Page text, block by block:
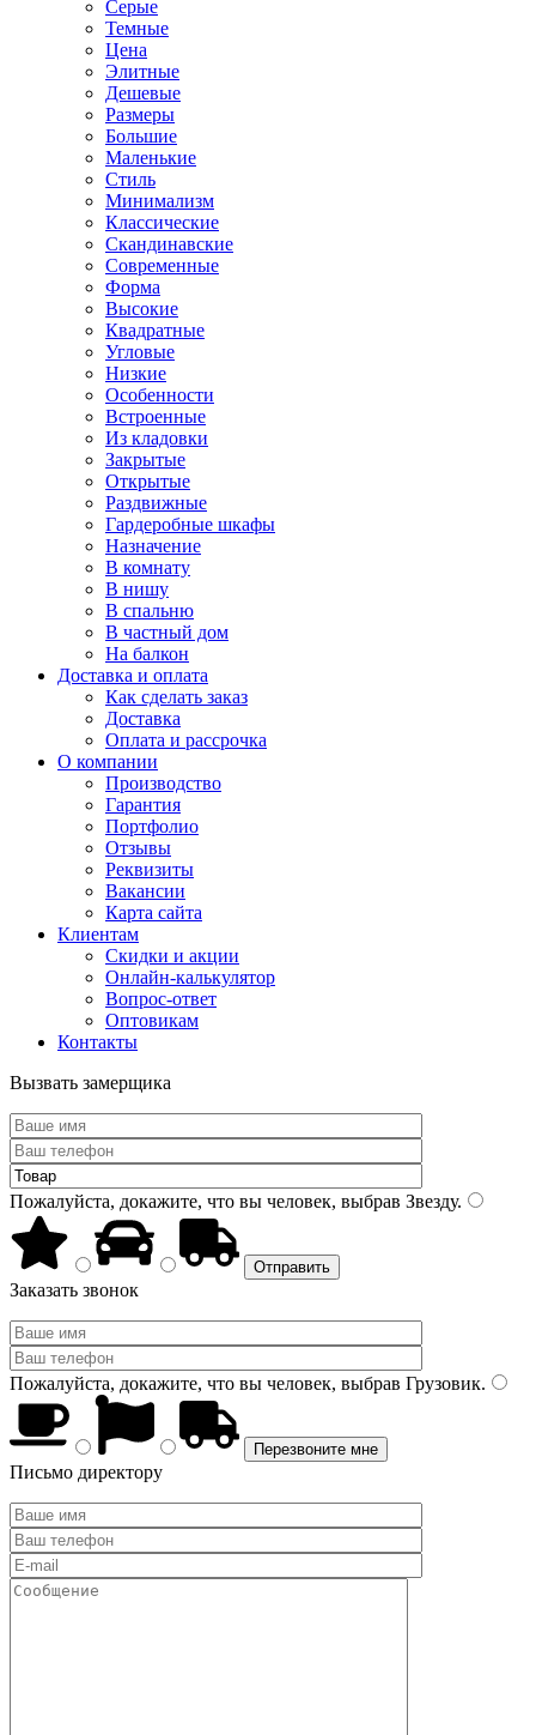
Серые
Темные
Цена
Элитные
Дешевые
Размеры
Большие
Маленькие
Стиль
Минимализм
Классические
Скандинавские
Современные
Форма
Высокие
Квадратные
Угловые
Низкие
Особенности
Встроенные
Из кладовки
Закрытые
Открытые
Раздвижные
Гардеробные шкафы
Назначение
В комнату
В нишу
В спальню
В частный дом
На балкон
Доставка и оплата
Как сделать заказ
Доставка
Оплата и рассрочка
О компании
Производство
Гарантия
Портфолио
Отзывы
Реквизиты
Вакансии
Карта сайта
Клиентам
Скидки и акции
Онлайн-калькулятор
Вопрос-ответ
Оптовикам
Контакты
Вызвать замерщика
Пожалуйста, докажите, что вы человек, выбрав Звезду.
Заказать звонок
Пожалуйста, докажите, что вы человек, выбрав Грузовик.
Письмо директору